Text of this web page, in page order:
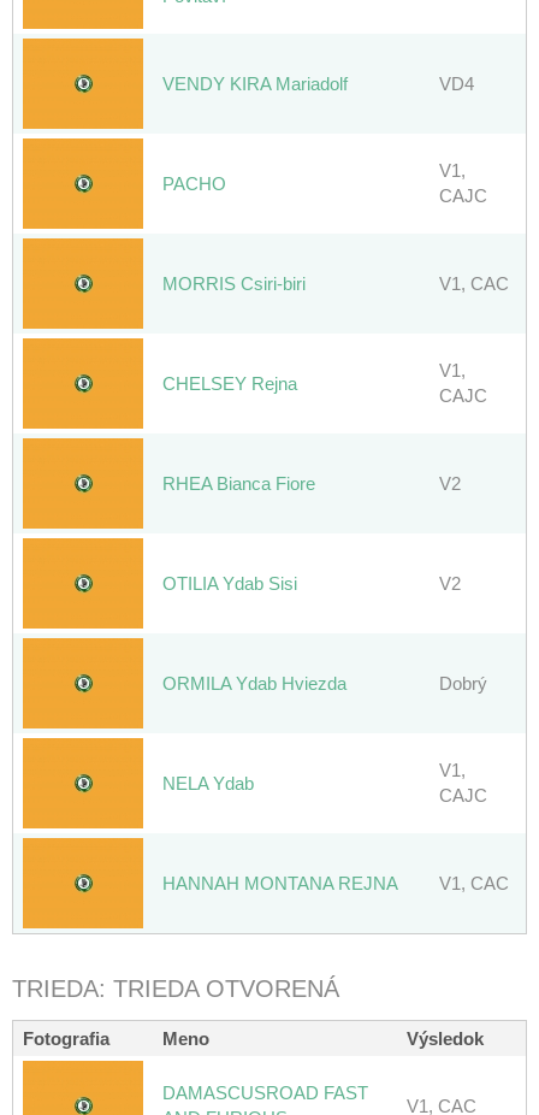
VENDY KIRA Mariadolf VD4
PACHO
V1,
CAJC
MORRIS Csiri-biri V1, CAC
CHELSEY Rejna
V1,
CAJC
RHEA Bianca Fiore V2
OTILIA Ydab Sisi V2
ORMILA Ydab Hviezda Dobrý
NELA Ydab
V1,
CAJC
HANNAH MONTANA REJNA V1, CAC
TRIEDA: TRIEDA OTVORENÁ
Fotografia Meno Výsledok
DAMASCUSROAD FAST
V1, CAC